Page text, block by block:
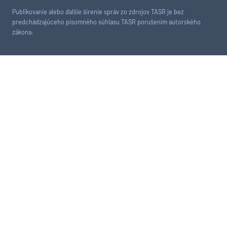
Publikovanie alebo ďalšie šírenie správ zo zdrojov TASR je bez
predchádzajúceho písomného súhlasu TASR porušením autorského
zákona.